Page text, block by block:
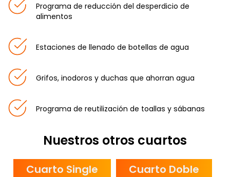
Programa de reducción del desperdicio de
alimentos
Estaciones de llenado de botellas de agua
Grifos, inodoros y duchas que ahorran agua
Programa de reutilización de toallas y sábanas
Nuestros otros cuartos
Cuarto Single
Cuarto Doble